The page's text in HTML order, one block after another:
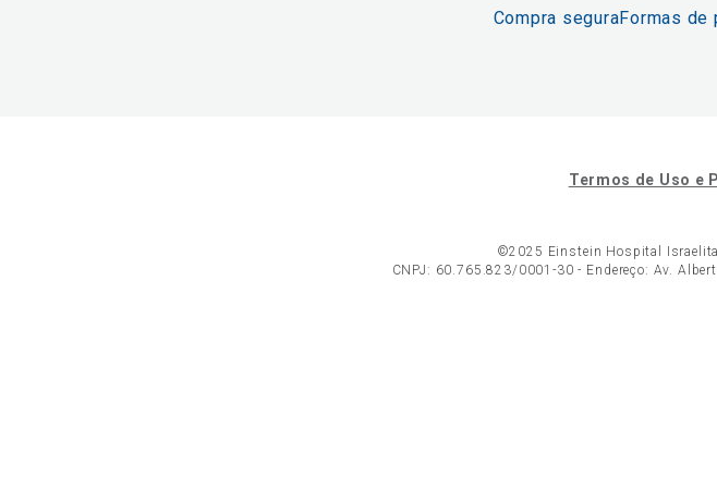
Compra seguraFormas de
Termos de Uso e
©2025 Einstein Hospital
CNPJ: 60.765.823/0001-30 - Endereço: Av.